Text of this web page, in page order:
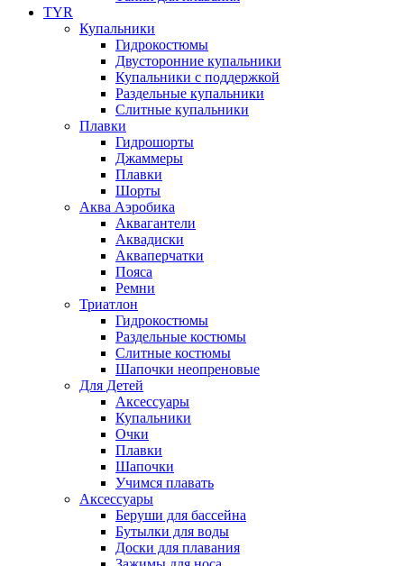
TYR
Купальники
Гидрокостюмы
Двусторонние купальники
Купальники с поддержкой
Раздельные купальники
Слитные купальники
Плавки
Гидрошорты
Джаммеры
Плавки
Шорты
Аква Аэробика
Аквагантели
Аквадиски
Акваперчатки
Пояса
Ремни
Триатлон
Гидрокостюмы
Раздельные костюмы
Слитные костюмы
Шапочки неопреновые
Для Детей
Аксессуары
Купальники
Очки
Плавки
Шапочки
Учимся плавать
Аксессуары
Беруши для бассейна
Бутылки для воды
Доски для плавания